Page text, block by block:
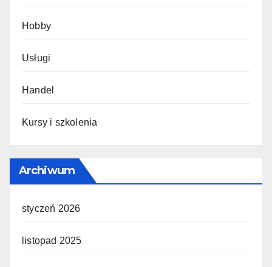
Hobby
Usługi
Handel
Kursy i szkolenia
Archiwum
styczeń 2026
listopad 2025